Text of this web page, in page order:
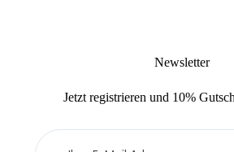
Newsletter
Jetzt registrieren und 10%
Newsletter